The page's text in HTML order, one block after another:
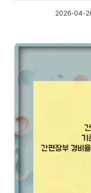
2026-04-